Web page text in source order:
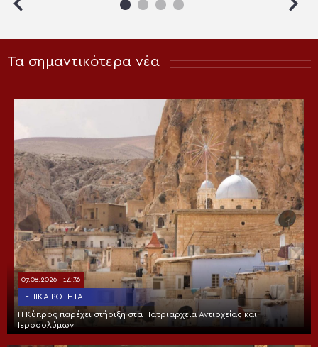
Τα σημαντικότερα νέα
07.08.2026 | 14:36
ΕΠΙΚΑΙΡΌΤΗΤΑ
Η Κύπρος παρέχει στήριξη στα Πατριαρχεία Αντιοχείας και
Ιεροσολύμων